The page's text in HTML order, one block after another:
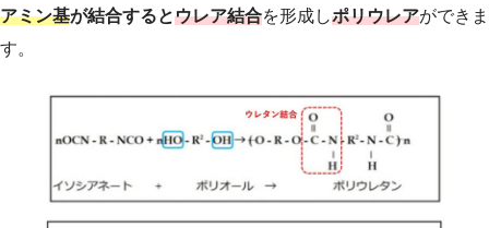
アミン基が結合するとウレア結合を形成しポリウレアができま
す。